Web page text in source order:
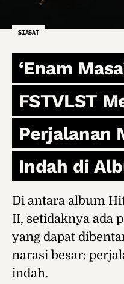
SIASAT
‘Enam
FSTVLST
Perjalanan
Indah di
Di antara album
II, setidaknya ada
yang dapat
narasi besar:
indah.